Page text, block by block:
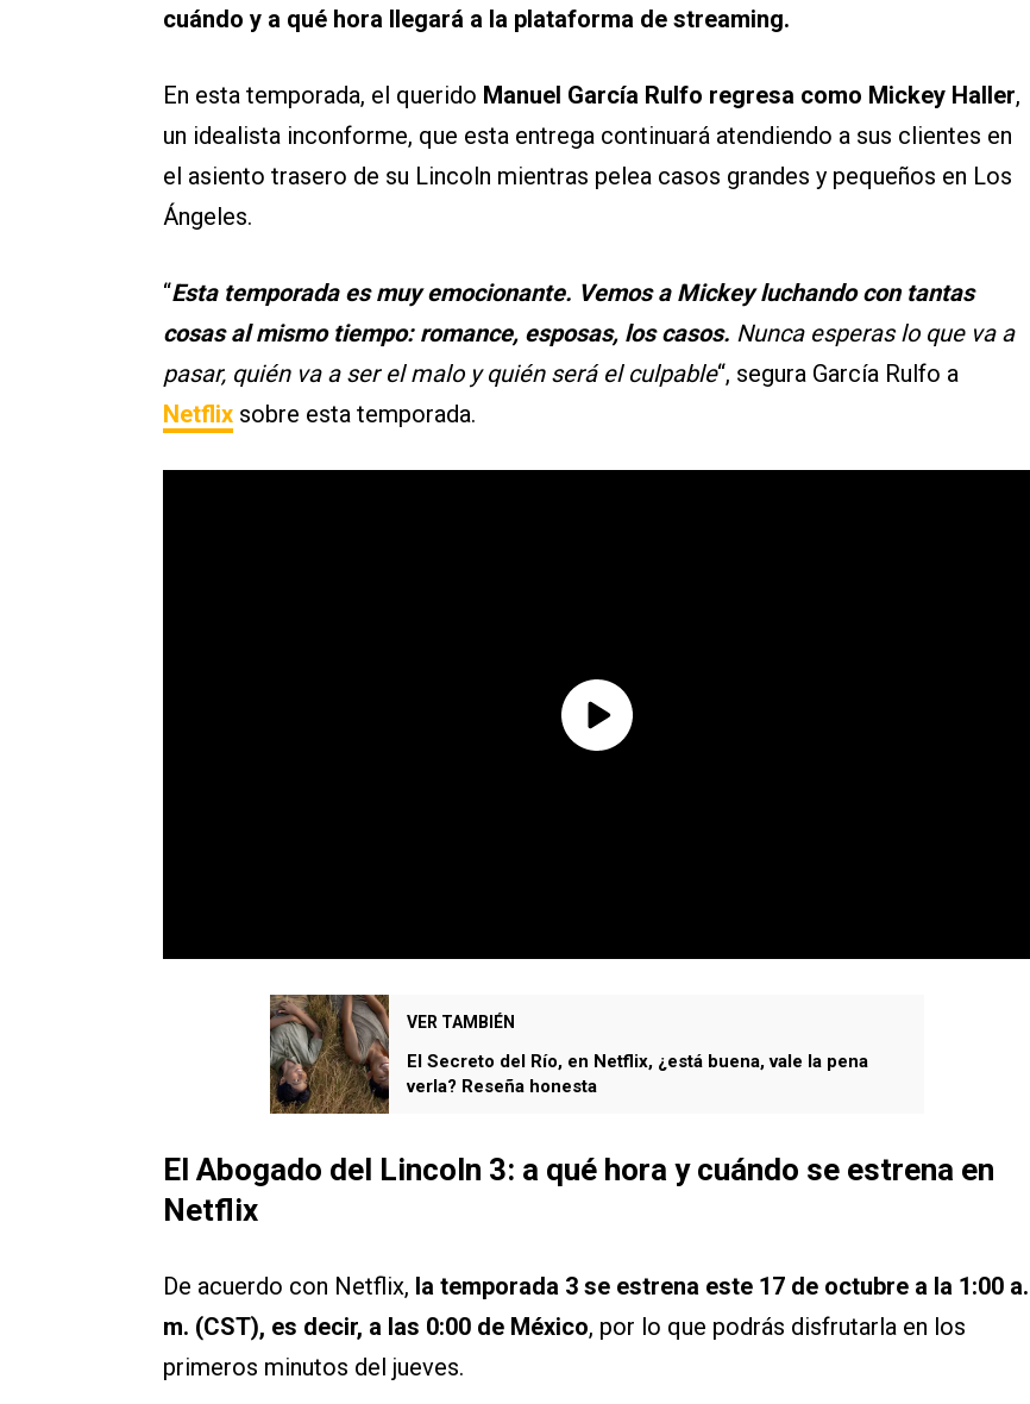
cuándo y a qué hora llegará a la plataforma de streaming.
En esta temporada, el querido Manuel García Rulfo regresa como Mickey Haller,
un idealista inconforme, que esta entrega continuará atendiendo a sus clientes en
el asiento trasero de su Lincoln mientras pelea casos grandes y pequeños en Los
Ángeles.
“Esta temporada es muy emocionante. Vemos a Mickey luchando con tantas
cosas al mismo tiempo: romance, esposas, los casos. Nunca esperas lo que va a
pasar, quién va a ser el malo y quién será el culpable“, segura García Rulfo a
Netflix sobre esta temporada.
VER TAMBIÉN
El Secreto del Río, en Netflix, ¿está buena, vale la pena
verla? Reseña honesta
El Abogado del Lincoln 3: a qué hora y cuándo se estrena en
Netflix
De acuerdo con Netflix, la temporada 3 se estrena este 17 de octubre a la 1:00 a.
m. (CST), es decir, a las 0:00 de México, por lo que podrás disfrutarla en los
primeros minutos del jueves.